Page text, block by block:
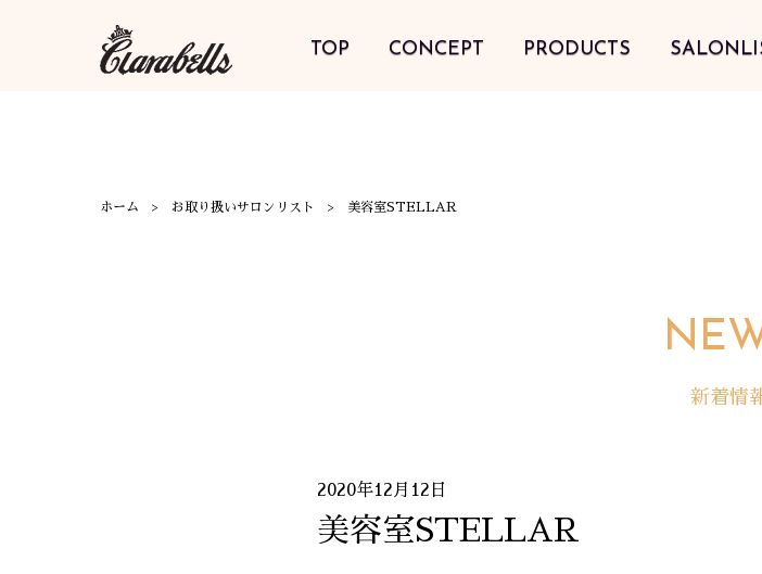
TOP CONCEPT PRODUCTS
ホーム お取り扱いサロンリスト 美容室STELLAR
新着情
2020年12月12日
美容室STELLAR